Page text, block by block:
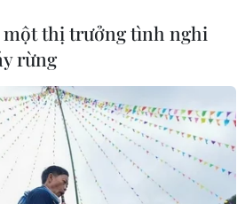
leo thang, hàng
vong
châu Phi tham
một thị trưởng tình nghi
rừng